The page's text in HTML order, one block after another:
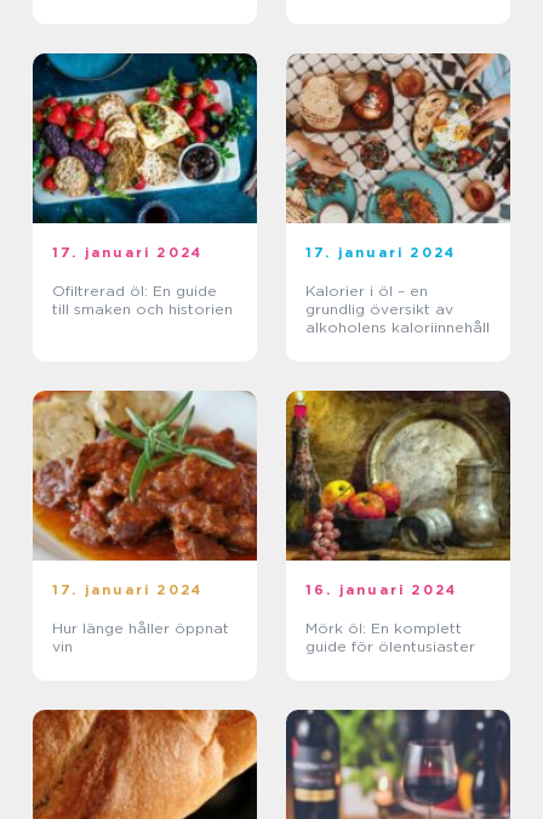
17. januari 2024
Ofiltrerad öl: En guide
till smaken och historien
17. januari 2024
Kalorier i öl – en
grundlig översikt av
alkoholens kaloriinnehåll
17. januari 2024
Hur länge håller öppnat
vin
16. januari 2024
Mörk öl: En komplett
guide för ölentusiaster